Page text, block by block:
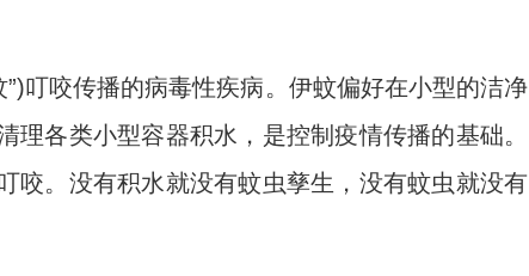
咬传播的病毒性疾病。伊蚊偏好在小型的洁净
各类小型容器积水，是控制疫情传播的基础。
咬。没有积水就没有蚊虫孳生，没有蚊虫就没有